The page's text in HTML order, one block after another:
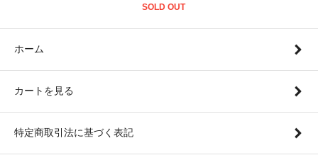
SOLD OUT
ホーム
カートを見る
特定商取引法に基づく表記